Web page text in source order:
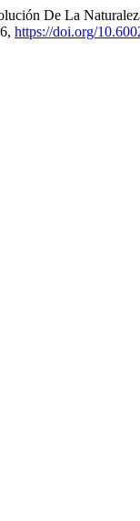
De La
https://doi.org/